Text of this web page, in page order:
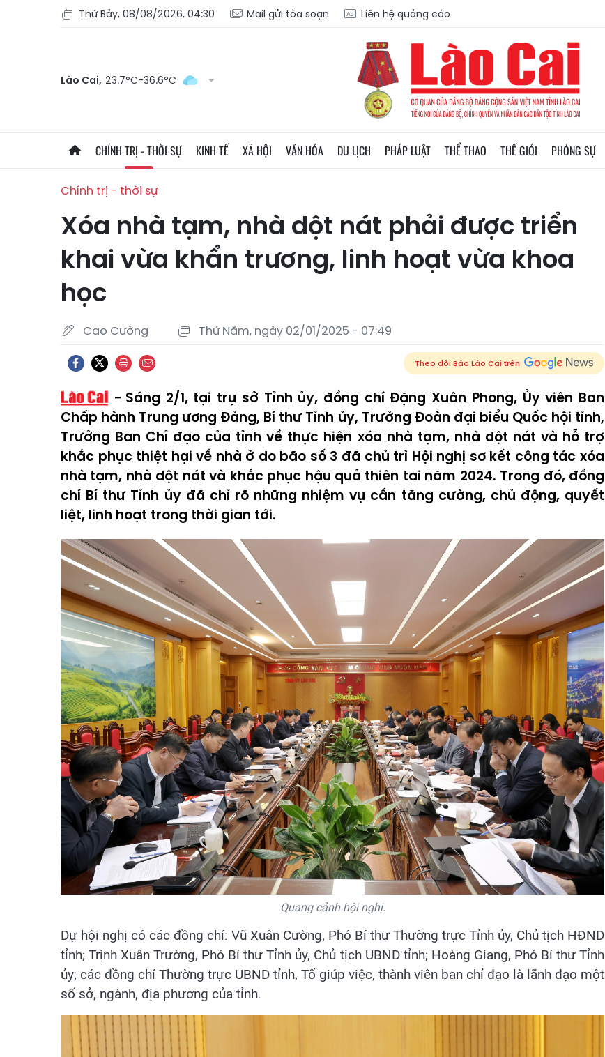
Thứ Bảy, 08/08/2026, 04:30 Mail gửi tòa soạn Liên hệ quảng cáo
Lào Cai, 23.7°C-36.6°C
CHÍNH TRỊ - THỜI SỰ KINH TẾ XÃ HỘI VĂN HÓA DU LỊCH PHÁP LUẬT THỂ THAO THẾ GIỚI PHÓNG SỰ
Chính trị - thời sự
Xóa nhà tạm, nhà dột nát phải được triển
khai vừa khẩn trương, linh hoạt vừa khoa
học
Cao Cường Thứ Năm, ngày 02/01/2025 - 07:49
Theo dõi Báo Lào Cai trên
Sáng 2/1, tại trụ sở Tỉnh ủy, đồng chí Đặng Xuân Phong, Ủy viên Ban
Chấp hành Trung ương Đảng, Bí thư Tỉnh ủy, Trưởng Đoàn đại biểu Quốc hội tỉnh,
Trưởng Ban Chỉ đạo của tỉnh về thực hiện xóa nhà tạm, nhà dột nát và hỗ trợ
khắc phục thiệt hại về nhà ở do bão số 3 đã chủ trì Hội nghị sơ kết công tác xóa
nhà tạm, nhà dột nát và khắc phục hậu quả thiên tai năm 2024. Trong đó, đồng
chí Bí thư Tỉnh ủy đã chỉ rõ những nhiệm vụ cần tăng cường, chủ động, quyết
liệt, linh hoạt trong thời gian tới.
Quang cảnh hội nghị.
Dự hội nghị có các đồng chí: Vũ Xuân Cường, Phó Bí thư Thường trực Tỉnh ủy, Chủ tịch HĐND
tỉnh; Trịnh Xuân Trường, Phó Bí thư Tỉnh ủy, Chủ tịch UBND tỉnh; Hoàng Giang, Phó Bí thư Tỉnh
ủy; các đồng chí Thường trực UBND tỉnh, Tổ giúp việc, thành viên ban chỉ đạo là lãnh đạo một
số sở, ngành, địa phương của tỉnh.